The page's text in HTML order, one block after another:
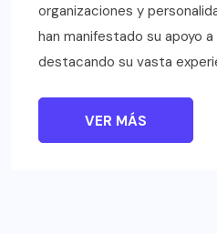
organizaciones y
han manifestado su apoyo
destacando su vasta
VER MÁS